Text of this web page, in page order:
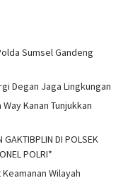
Sumsel Gandeng
Degan Jaga Lingkungan
Kanan Tunjukkan
GAKTIBPLIN DI POLSEK
POLRI*
Wilayah